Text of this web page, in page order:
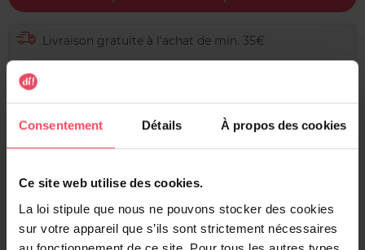
Consentement Détails À propos des cookies
Ce site web utilise des cookies.
La loi stipule que nous ne pouvons stocker des cookies
sur votre appareil que s’ils sont strictement nécessaires
Livraison gratuite à l'achat de min. 35€
Description
Puissante et simple à utiliser, la pierre d´argile de Dr.
Beckmann constitue un vrai produit alternatif aux